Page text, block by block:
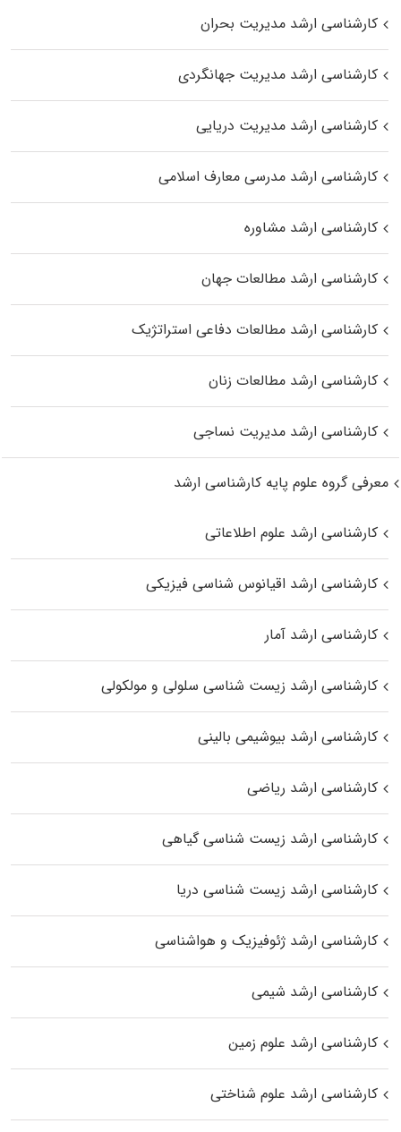
کارشناسی ارشد مدیریت بحران
کارشناسی ارشد مدیریت جهانگردی
کارشناسی ارشد مدیریت دریایی
کارشناسی ارشد مدرسی معارف اسلامی
کارشناسی ارشد مشاوره
کارشناسی ارشد مطالعات جهان
کارشناسی ارشد مطالعات دفاعی استراتژیک
کارشناسی ارشد مطالعات زنان
کارشناسی ارشد مدیریت نساجی
معرفی گروه علوم پایه کارشناسی ارشد
کارشناسی ارشد علوم اطلاعاتی
کارشناسی ارشد اقیانوس‌ شناسی فیزیکی
کارشناسی ارشد آمار
کارشناسی ارشد زیست شناسی سلولی و مولکولی
کارشناسی ارشد بیوشیمی بالینی
کارشناسی ارشد ریاضی
کارشناسی ارشد زیست‌ شناسی گیاهی
کارشناسی ارشد زیست‌ شناسی دریا
کارشناسی ارشد ژئوفیزیک و هواشناسی
کارشناسی ارشد شیمی
کارشناسی ارشد علوم زمین
کارشناسی ارشد علوم شناختی